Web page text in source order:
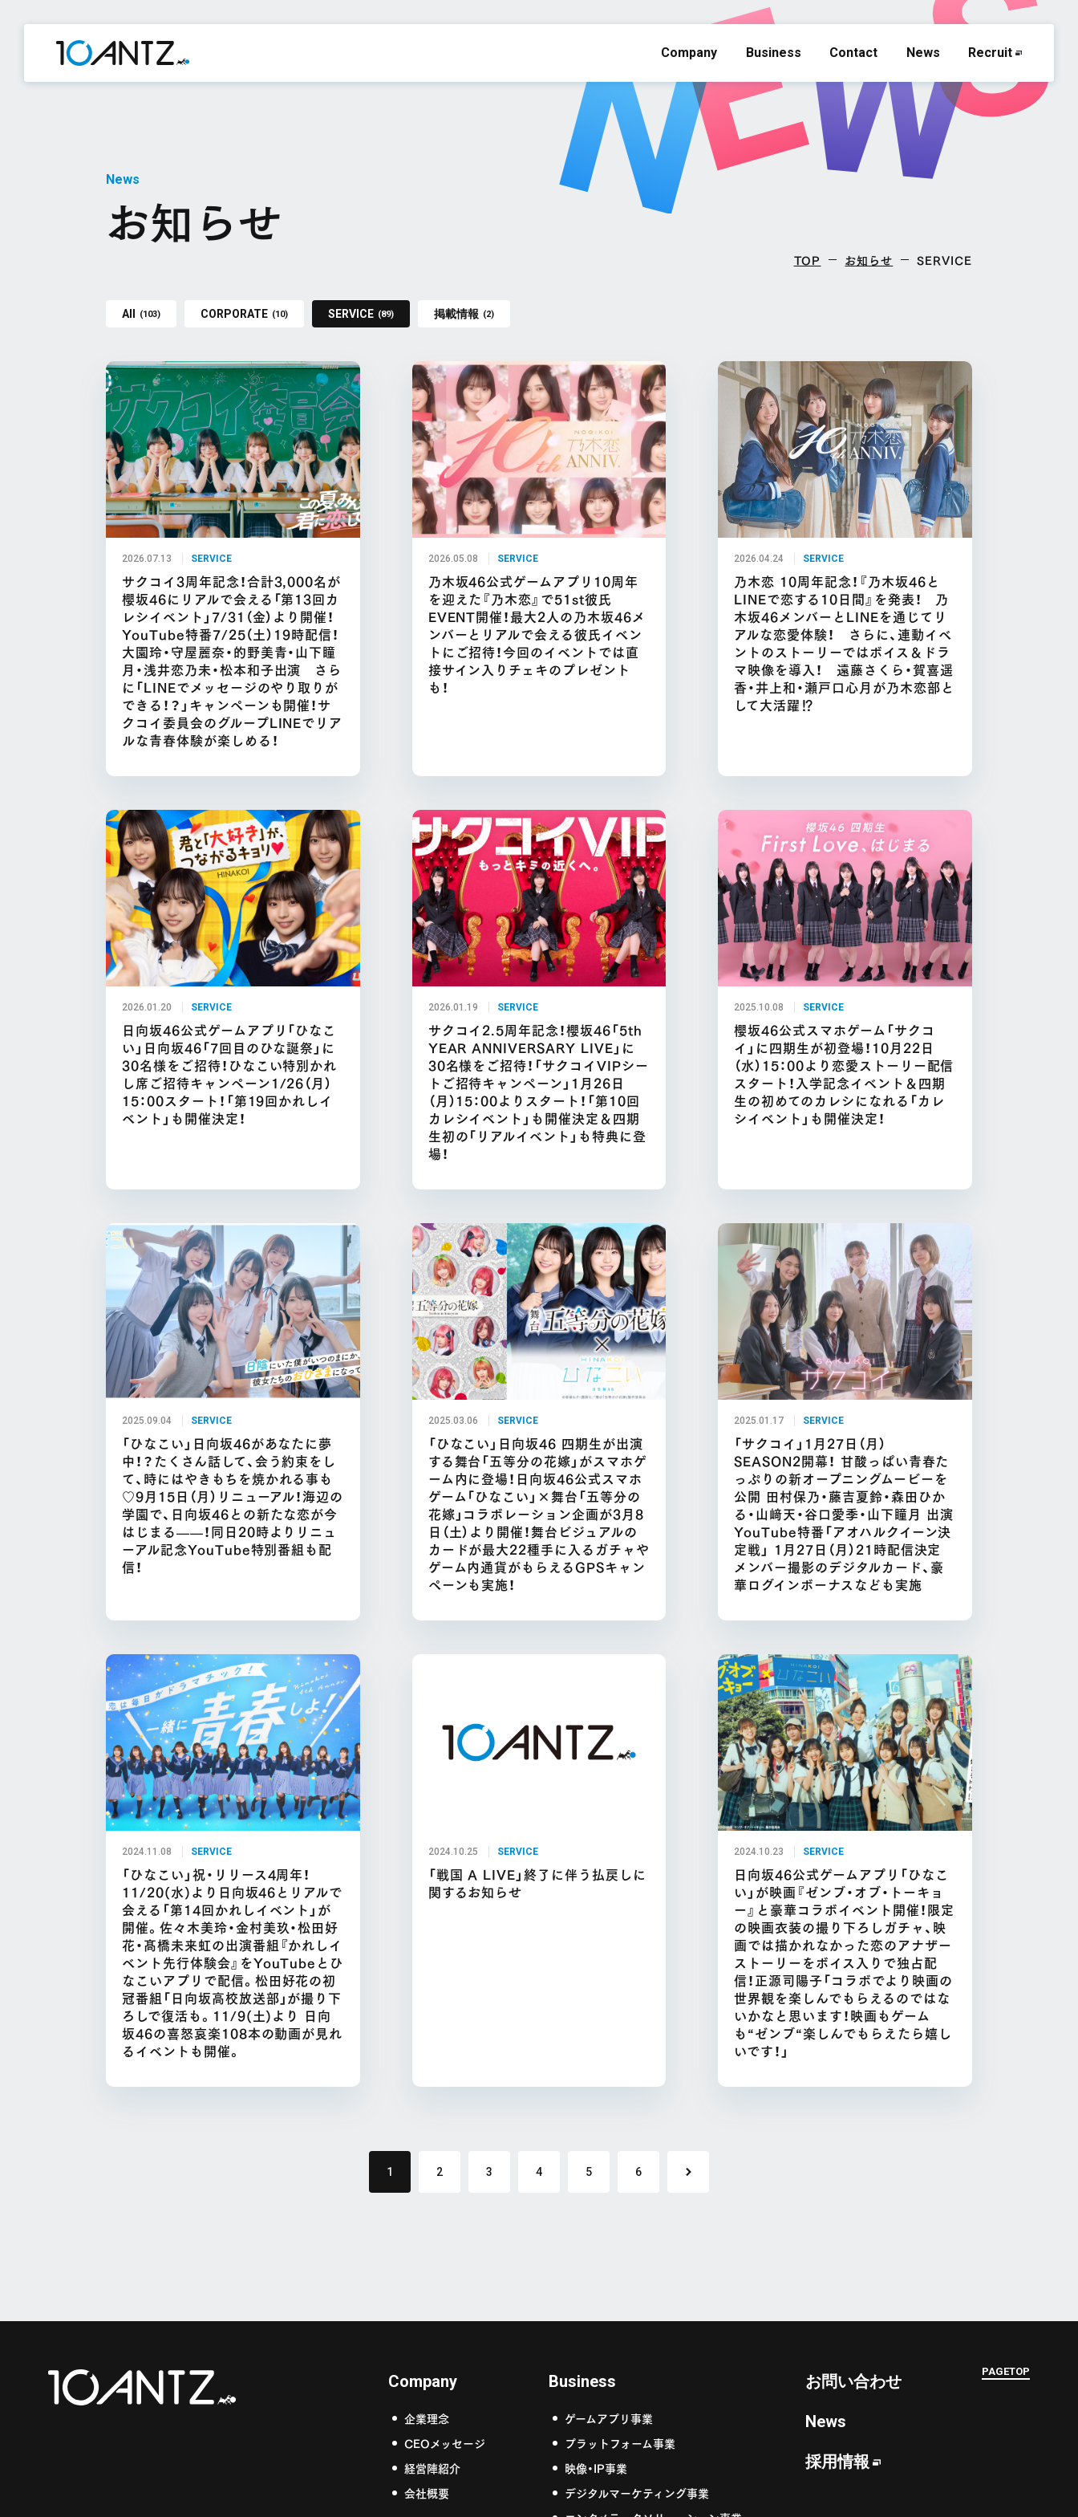
Company Business Contact News Recruit
News
お知らせ
TOP お知らせ SERVICE
All (103) CORPORATE (10) SERVICE (89) 掲載情報 (2)
2026.07.13 SERVICE
サクコイ3周年記念！合計3,000名が
櫻坂46にリアルで会える「第13回カ
レシイベント」7/31（金）より開催！
YouTube特番7/25（土）19時配信！
大園玲・守屋麗奈・的野美青・山下瞳
月・浅井恋乃未・松本和子出演 さら
に「LINEでメッセージのやり取りが
できる！？」キャンペーンも開催！サ
クコイ委員会のグループLINEでリア
ルな青春体験が楽しめる！
2026.05.08 SERVICE
乃木坂46公式ゲームアプリ10周年
を迎えた『乃木恋』で51st彼氏
EVENT開催！最大2人の乃木坂46メ
ンバーとリアルで会える彼氏イベン
トにご招待！今回のイベントでは直
接サイン入りチェキのプレゼント
も！
2026.04.24 SERVICE
乃木恋 10周年記念！『乃木坂46と
LINEで恋する10日間』を発表！ 乃
木坂46メンバーとLINEを通じてリ
アルな恋愛体験！ さらに、連動イベ
ントのストーリーではボイス＆ドラ
マ映像を導入！ 遠藤さくら・賀喜遥
香・井上和・瀬戸口心月が乃木恋部と
して大活躍⁉
2026.01.20 SERVICE
日向坂46公式ゲームアプリ「ひなこ
い」日向坂46「7回目のひな誕祭」に
30名様をご招待！ひなこい特別かれ
し席ご招待キャンペーン1/26（月）
15：00スタート！「第19回かれしイ
ベント」も開催決定！
2026.01.19 SERVICE
サクコイ2.5周年記念！櫻坂46「5th
YEAR ANNIVERSARY LIVE」に
30名様をご招待！「サクコイVIPシー
トご招待キャンペーン」1月26日
（月）15：00よりスタート！「第10回
カレシイベント」も開催決定＆四期
生初の「リアルイベント」も特典に登
場！
2025.10.08 SERVICE
櫻坂46公式スマホゲーム「サクコ
イ」に四期生が初登場！10月22日
（水）15：00より恋愛ストーリー配信
スタート！入学記念イベント＆四期
生の初めてのカレシになれる「カレ
シイベント」も開催決定！
2025.09.04 SERVICE
「ひなこい」日向坂46があなたに夢
中！？たくさん話して、会う約束をし
て、時にはやきもちを焼かれる事も
♡9月15日（月）リニューアル！海辺の
学園で、日向坂46との新たな恋が今
はじまる——！同日20時よりリニュ
ーアル記念YouTube特別番組も配
信！
2025.03.06 SERVICE
「ひなこい」日向坂46 四期生が出演
する舞台「五等分の花嫁」がスマホゲ
ーム内に登場！日向坂46公式スマホ
ゲーム「ひなこい」×舞台「五等分の
花嫁」コラボレーション企画が3月8
日（土）より開催！舞台ビジュアルの
カードが最大22種手に入るガチャや
ゲーム内通貨がもらえるGPSキャン
ペーンも実施！
2025.01.17 SERVICE
「サクコイ」1月27日（月）
SEASON2開幕！ 甘酸っぱい青春た
っぷりの新オープニングムービーを
公開 田村保乃・藤吉夏鈴・森田ひか
る・山﨑天・谷口愛季・山下瞳月 出演
YouTube特番「アオハルクイーン決
定戦」 1月27日（月）21時配信決定
メンバー撮影のデジタルカード、豪
華ログインボーナスなども実施
2024.11.08 SERVICE
「ひなこい」祝・リリース4周年！
11/20(水)より日向坂46とリアルで
会える「第14回かれしイベント」が
開催。佐々木美玲・金村美玖・松田好
花・髙橋未来虹の出演番組『かれしイ
ベント先行体験会』をYouTubeとひ
なこいアプリで配信。松田好花の初
冠番組「日向坂高校放送部」が撮り下
ろしで復活も。11/9(土)より 日向
坂46の喜怒哀楽108本の動画が見れ
るイベントも開催。
2024.10.25 SERVICE
「戦国 A LIVE」終了に伴う払戻しに
関するお知らせ
2024.10.23 SERVICE
日向坂46公式ゲームアプリ「ひなこ
い」が映画『ゼンブ・オブ・トーキョ
ー』と豪華コラボイベント開催！限定
の映画衣装の撮り下ろしガチャ、映
画では描かれなかった恋のアナザー
ストーリーをボイス入りで独占配
信！正源司陽子「コラボでより映画の
世界観を楽しんでもらえるのではな
いかなと思います！映画もゲーム
も“ゼンブ“楽しんでもらえたら嬉し
いです！」
1 2 3 4 5 6
Company
企業理念
CEOメッセージ
経営陣紹介
会社概要
Business
ゲームアプリ事業
プラットフォーム事業
映像・IP事業
デジタルマーケティング事業
お問い合わせ
News
採用情報
PAGETOP